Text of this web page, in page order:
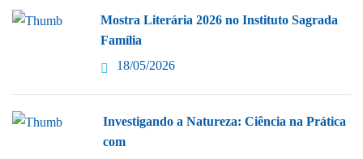
Mostra Literária 2026 no Instituto Sagrada
Família
18/05/2026
Investigando a Natureza: Ciência na Prática
com